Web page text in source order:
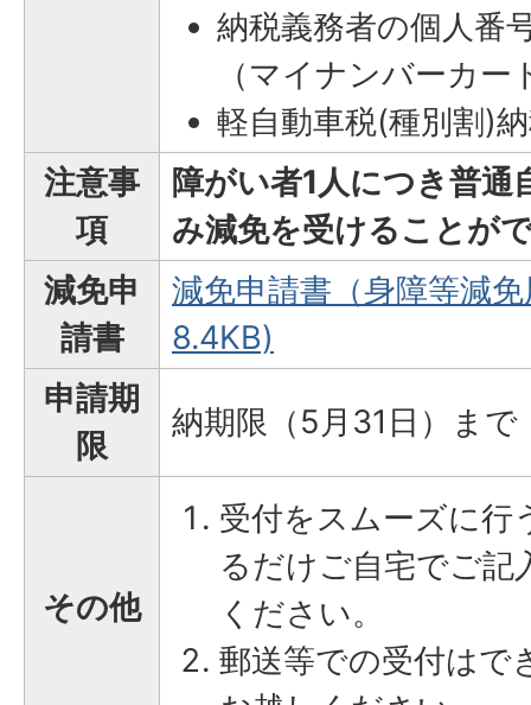
納税義務者の個人番
（マイナンバーカ
軽自動車税(種別割)
注意事
項
障がい者1人につき普通
み減免を受けることが
減免申
請書
減免申請書（身障等減
8.4KB)
申請期
限
納期限（5月31日）まで
その他
受付をスムーズに行
るだけご自宅でご記
ください。
郵送等での受付はで